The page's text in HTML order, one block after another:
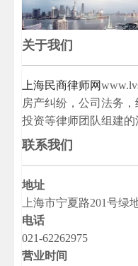
关于我们
上海民商律师网
房产纠纷，公司法务
投资等律师团队组建的
联系我们
地址
上海市宁夏路201号绿
电话
021-62262975
营业时间